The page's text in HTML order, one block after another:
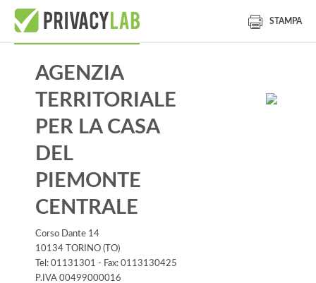
STAMPA
AGENZIA
TERRITORIALE
PER LA CASA
DEL
PIEMONTE
CENTRALE
Corso Dante 14
10134 TORINO (TO)
Tel: 01131301 - Fax: 0113130425
P.IVA 00499000016